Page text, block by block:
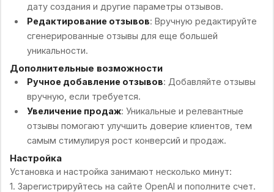
дату создания и другие параметры отзывов.
Редактирование отзывов: Вручную редактируйте
сгенерированные отзывы для еще большей
уникальности.
Дополнительные возможности
Ручное добавление отзывов: Добавляйте отзывы
вручную, если требуется.
Увеличение продаж: Уникальные и релевантные
отзывы помогают улучшить доверие клиентов, тем
самым стимулируя рост конверсий и продаж.
Настройка
Установка и настройка занимают несколько минут:
1. Зарегистрируйтесь на сайте OpenAI и пополните счет.